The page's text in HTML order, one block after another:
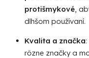
protišmykové ,
dlhšom používaní.
Kvalita a značka
rôzne značky a